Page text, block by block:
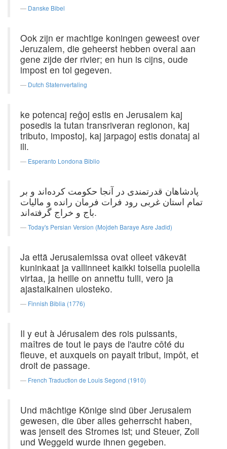
Danske Bibel
Ook zijn er machtige koningen geweest over
Jeruzalem, die geheerst hebben overal aan
gene zijde der rivier; en hun is cijns, oude
impost en tol gegeven.
Dutch Statenvertaling
ke potencaj reĝoj estis en Jerusalem kaj
posedis la tutan transriveran regionon, kaj
tributo, impostoj, kaj jarpagoj estis donataj al
ili.
Esperanto Londona Biblio
پادشاهان قدرتمندی در آنجا حکومت کرده‌اند و بر
تمام استان غربی رود فرات فرمان رانده و مالیات
باج و خراج گرفته‌اند.
Today's Persian Version (Mojdeh Baraye Asre Jadid)
Ja että Jerusalemissa ovat olleet väkevät
kuninkaat ja vallinneet kaikki toisella puolella
virtaa, ja heille on annettu tulli, vero ja
ajastaikainen ulosteko.
Finnish Biblia (1776)
Il y eut à Jérusalem des rois puissants,
maîtres de tout le pays de l'autre côté du
fleuve, et auxquels on payait tribut, impôt, et
droit de passage.
French Traduction de Louis Segond (1910)
Und mächtige Könige sind über Jerusalem
gewesen, die über alles geherrscht haben,
was jenseit des Stromes ist; und Steuer, Zoll
und Weggeld wurde ihnen gegeben.